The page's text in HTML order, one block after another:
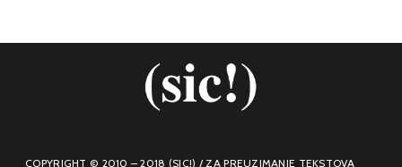
COPYRIGHT © 2010 – 2018 (SIC!) / ZA PREUZIMANJE TEKSTOVA